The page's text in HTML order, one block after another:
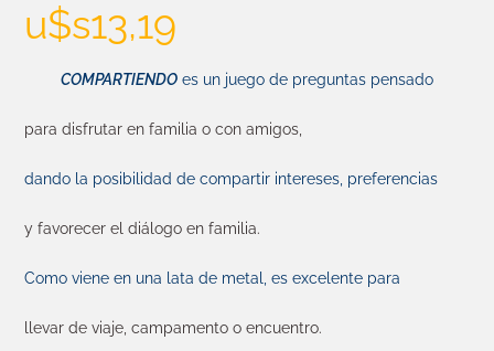
u$s13,19
COMPARTIENDO es un juego de preguntas pensado
para disfrutar en familia o con amigos,
dando la posibilidad de compartir intereses, preferencias
y favorecer el diálogo en familia.
Como viene en una lata de metal, es excelente para
llevar de viaje, campamento o encuentro.